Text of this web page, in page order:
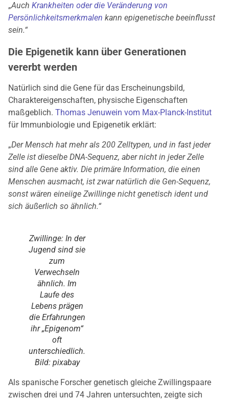
„Auch Krankheiten oder die Veränderung von
Persönlichkeitsmerkmalen kann epigenetische beeinflusst
sein.“
Die Epigenetik kann über Generationen
vererbt werden
Natürlich sind die Gene für das Erscheinungsbild,
Charaktereigenschaften, physische Eigenschaften
maßgeblich. Thomas Jenuwein vom Max-Planck-Institut
für Immunbiologie und Epigenetik erklärt:
„Der Mensch hat mehr als 200 Zelltypen, und in fast jeder
Zelle ist dieselbe DNA-Sequenz, aber nicht in jeder Zelle
sind alle Gene aktiv. Die primäre Information, die einen
Menschen ausmacht, ist zwar natürlich die Gen-Sequenz,
sonst wären eineiige Zwillinge nicht genetisch ident und
sich äußerlich so ähnlich.“
Zwillinge: In der
Jugend sind sie
zum
Verwechseln
ähnlich. Im
Laufe des
Lebens prägen
die Erfahrungen
ihr „Epigenom“
oft
unterschiedlich.
Bild: pixabay
Als spanische Forscher genetisch gleiche Zwillingspaare
zwischen drei und 74 Jahren untersuchten, zeigte sich